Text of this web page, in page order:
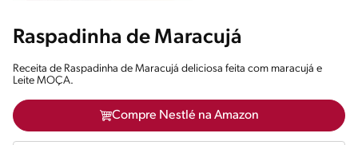
Raspadinha de Maracujá
Receita de Raspadinha de Maracujá deliciosa feita com maracujá e
Leite MOÇA.
Compre Nestlé na Amazon